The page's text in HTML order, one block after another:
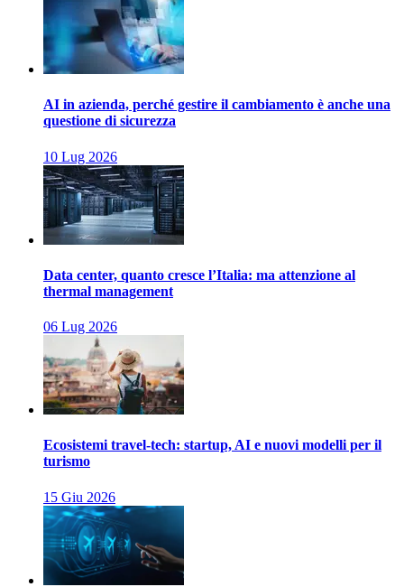
AI in azienda, perché gestire il cambiamento è anche una
questione di sicurezza
10 Lug 2026
Data center, quanto cresce l’Italia: ma attenzione al
thermal management
06 Lug 2026
Ecosistemi travel-tech: startup, AI e nuovi modelli per il
turismo
15 Giu 2026